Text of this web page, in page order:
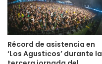
Récord de asistencia en
‘Los Agusticos’ durante la